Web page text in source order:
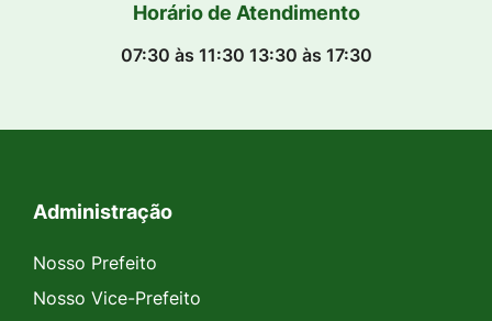
Horário de Atendimento
07:30 às 11:30 13:30 às 17:30
Seção do Rodapé e Contato
Administração
Nosso Prefeito
Nosso Vice-Prefeito